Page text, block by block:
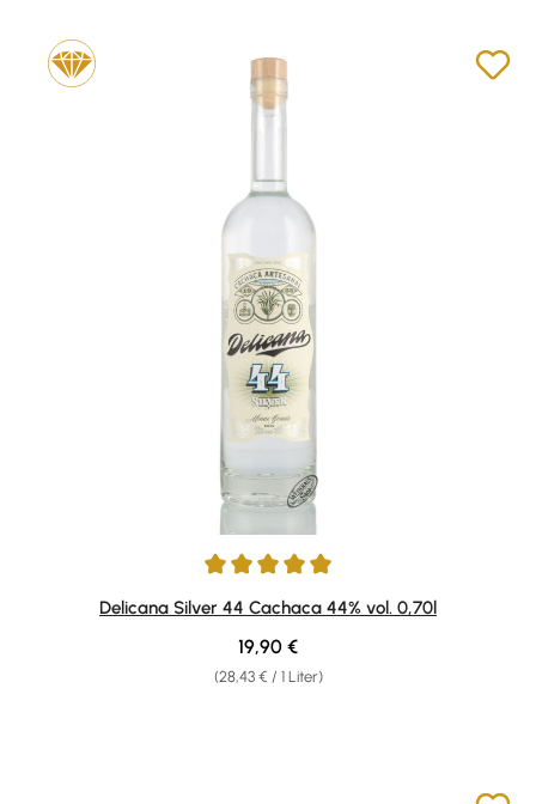
Durchschnittliche Bewertung von 5 von 5 Sternen
Delicana Silver 44 Cachaca 44% vol. 0,70l
(28,43 € / 1 Liter)
Regulärer Preis:
19,90 €